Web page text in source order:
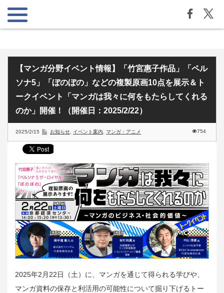
【マンガ分野イベント情報】「竹宮惠子作品」「ペル
ソナ5」「ぼのぼの」などの複製原画10点を展示＆ト
ークイベント「マンガは我々に何をもたらしてくれる
のか」開催！（開催日：2025/2/22）
2025/2/15 お知らせ イベント案内 マンガ・アニメ 754
2025年2月22日（土）に、マンガを通じて得られる学びや、
マンガ資料の保存と利活用の可能性について掘り下げるトー